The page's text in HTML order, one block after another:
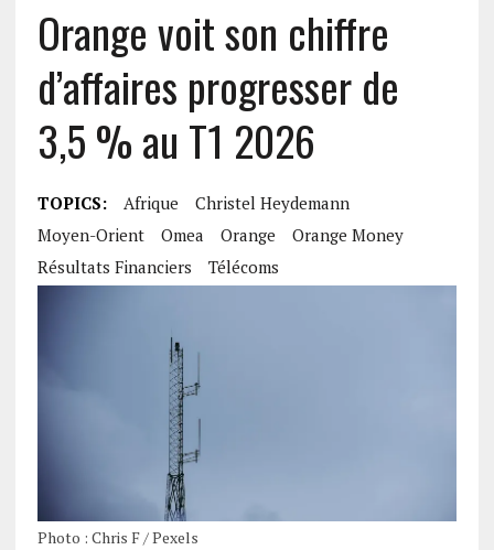
Orange voit son chiffre
d’affaires progresser de
3,5 % au T1 2026
TOPICS: Afrique
Christel Heydemann
Moyen-Orient
Omea Orange
Orange Money
Résultats Financiers
Télécoms
Photo : Chris F / Pexels